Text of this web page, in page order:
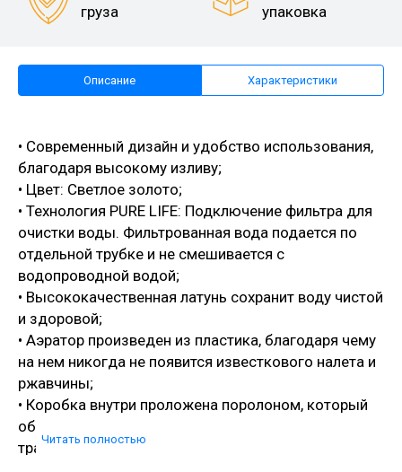
груза
упаковка
Описание Характеристики
• Современный дизайн и удобство использования,
благодаря высокому изливу;
• Цвет: Светлое золото;
• Технология PURE LIFE: Подключение фильтра для
очистки воды. Фильтрованная вода подается по
отдельной трубке и не смешивается с
водопроводной водой;
• Высококачественная латунь сохранит воду чистой
и здоровой;
• Аэратор произведен из пластика, благодаря чему
на нем никогда не появится известкового налета и
ржавчины;
• Коробка внутри проложена поролоном, который
обеспечит сохранность изделия при
транспортировке;
Читать полностью